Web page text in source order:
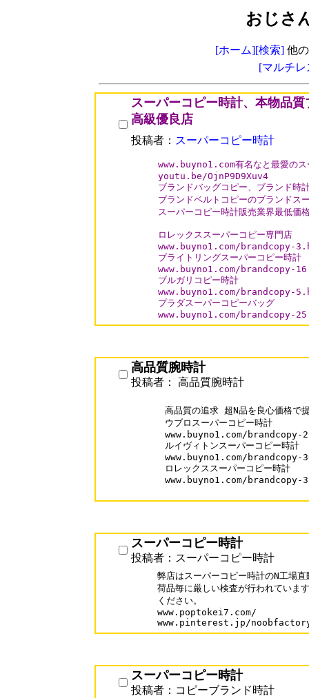
おじさ
[ホーム][検索]他
[マルチ
スーパーコピー時計、本物品
高級優良店
投稿者： スーパーコピー時計
www.buyno1.com有名なと最愛の
youtu.be/OjnP9D9Xuv4
ブランドバッグコピー、ブランド時
ブランドベルトコピーのブランドス
スーパーコピー時計販売業界最低価
ロレックススーパーコピー専門店
www.buyno1.com/brandcopy-
ブライトリングスーパーコピー時計
www.buyno1.com/brandcopy-
ブルガリコピー時計
www.buyno1.com/brandcopy-
プラダスーパーコピーバッグ
高品質腕時計
投稿者： 高品質腕時計
高品質の追求 超N品を良心価格で
ウブロスーパーコピー時計
www.buyno1.com/brandcopy-
ルイヴィトンスーパーコピー時計
www.buyno1.com/brandcopy-
ロレックススーパーコピー時計
www.buyno1.com/brandcopy-
スーパーコピー時計
投稿者：スーパーコピー時計
弊店はスーパーコピー時計のN工場
荷品毎に厳しい検査が行われていま
ください。
www.poptokei7.com/
スーパーコピー時計
投稿者：コピーブランド時計